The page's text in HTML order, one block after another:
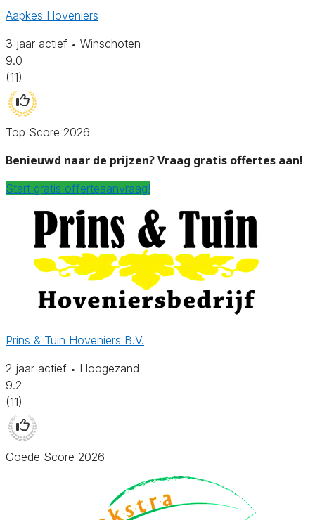
Aapkes Hoveniers
3 jaar actief • Winschoten
9.0
(11)
Top Score 2026
Benieuwd naar de prijzen? Vraag gratis offertes aan!
Start gratis offerteaanvraag!
Prins & Tuin Hoveniers B.V.
2 jaar actief • Hoogezand
9.2
(11)
Goede Score 2026